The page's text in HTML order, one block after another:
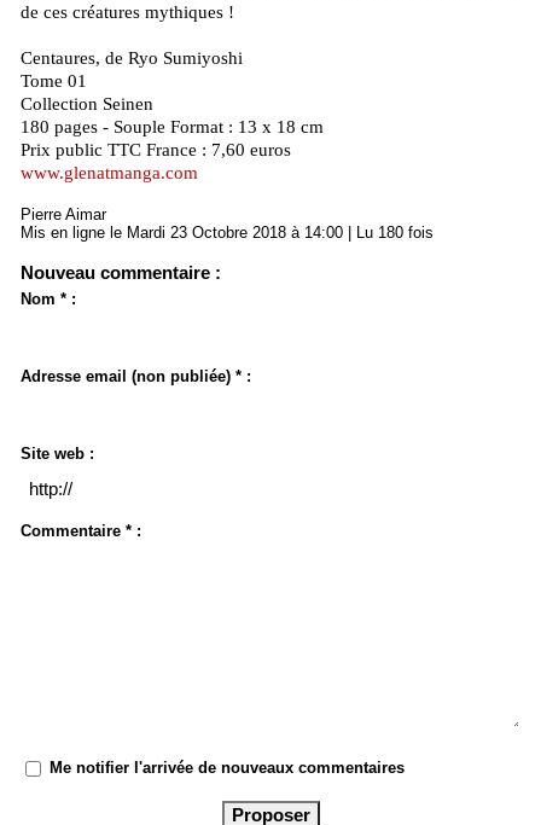
de ces créatures mythiques !
Centaures, de Ryo Sumiyoshi
Tome 01
Collection Seinen
180 pages - Souple Format : 13 x 18 cm
Prix public TTC France : 7,60 euros
www.glenatmanga.com
Pierre Aimar
Mis en ligne le Mardi 23 Octobre 2018 à 14:00 | Lu 180 fois
Nouveau commentaire :
Nom * :
Adresse email (non publiée) * :
Site web :
Commentaire * :
Me notifier l'arrivée de nouveaux commentaires